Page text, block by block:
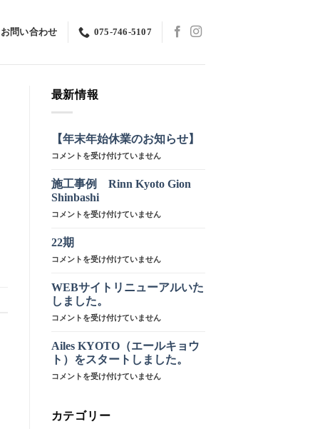
お問い合わせ 075-746-5107
最新情報
【年末年始休業のお知らせ】
【年
年
始
休
業
お
ら
は
コメントを受け付けていません
施工事例 Rinn Kyoto Gion
Shinbashi
施
事
例
Rinn
Gion
Shinbashi
コメントを受け付けていません
22期
22
は
コメントを受け付けていません
WEBサイトリニューアルいた
しました。
WEB
イ
ト
リ
ニ
ア
コメントを受け付けていません
Ailes KYOTO（エールキョウ
ト）をスタートしました。
Ailes
ル
キ
コメントを受け付けていません
カテゴリー